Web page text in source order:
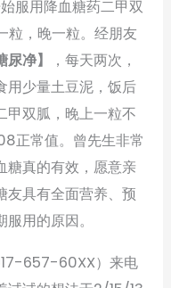
服用降血糖药二甲双
，晚一粒。经朋友
尿净】
，每天两次，
用少量土豆泥，饭后
甲双胍，晚上一粒不
正常值。曾先生非常
糖真的有效，愿意亲
友具有全面营养、预
用的原因。
657-60XX）来电